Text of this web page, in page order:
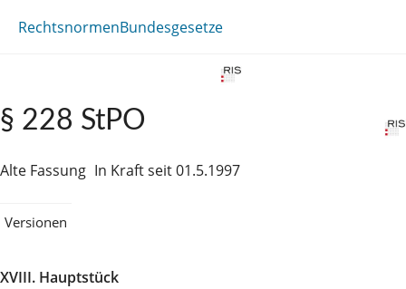
RechtsnormenBundesgesetze
§ 228 StPO
Alte Fassung In Kraft seit 01.5.1997
Versionen
XVIII. Hauptstück